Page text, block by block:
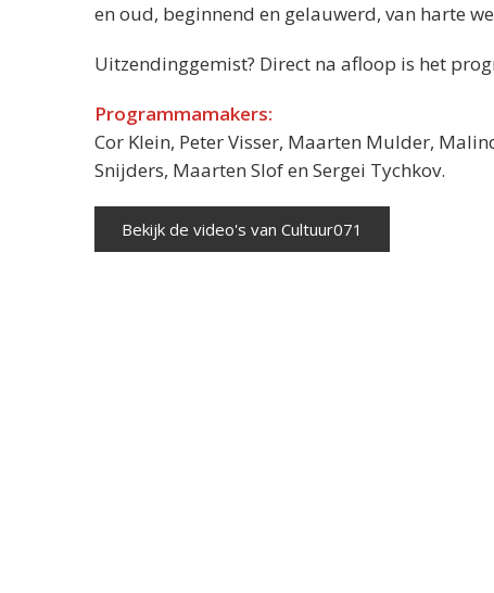
en oud, beginnend en gelauwerd, van harte
Uitzendinggemist? Direct na afloop is het
Programmamakers:
Cor Klein, Peter Visser, Maarten Mulder,
Snijders, Maarten Slof en Sergei Tychkov.
Bekijk de video's van Cultuur071